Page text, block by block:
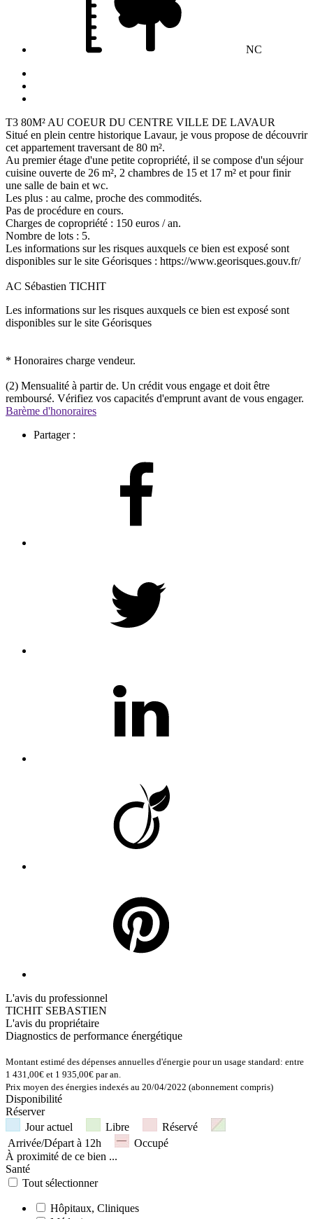
NC
T3 80M² AU COEUR DU CENTRE VILLE DE LAVAUR
Situé en plein centre historique Lavaur, je vous propose de découvrir
cet appartement traversant de 80 m².
Au premier étage d'une petite copropriété, il se compose d'un séjour
cuisine ouverte de 26 m², 2 chambres de 15 et 17 m² et pour finir
une salle de bain et wc.
Les plus : au calme, proche des commodités.
Pas de procédure en cours.
Charges de copropriété : 150 euros / an.
Nombre de lots : 5.
Les informations sur les risques auxquels ce bien est exposé sont
disponibles sur le site Géorisques : https://www.georisques.gouv.fr/
AC Sébastien TICHIT
Les informations sur les risques auxquels ce bien est exposé sont
disponibles sur le site Géorisques
* Honoraires charge vendeur.
(2) Mensualité à partir de. Un crédit vous engage et doit être
remboursé. Vérifiez vos capacités d'emprunt avant de vous engager.
Barème d'honoraires
Partager :
L'avis du professionnel
TICHIT SEBASTIEN
L'avis du propriétaire
Diagnostics de performance énergétique
Montant estimé des dépenses annuelles d'énergie pour un usage standard: entre
1 431,00€ et 1 935,00€ par an.
Prix moyen des énergies indexés au 20/04/2022 (abonnement compris)
Disponibilité
Réserver
Jour actuel
Libre
Réservé
Arrivée/Départ à 12h
Occupé
À proximité de ce bien ...
Santé
Tout sélectionner
Hôpitaux, Cliniques